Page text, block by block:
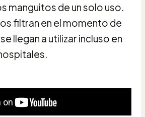
manguitos de un solo uso.
filtran en el momento de
llegan a utilizar incluso en